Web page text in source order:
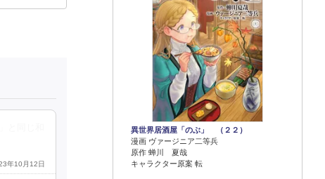
年10月12日
異世界居酒屋「のぶ」 （２２）
漫画 ヴァージニア二等兵
原作 蝉川 夏哉
キャラクター原案 転